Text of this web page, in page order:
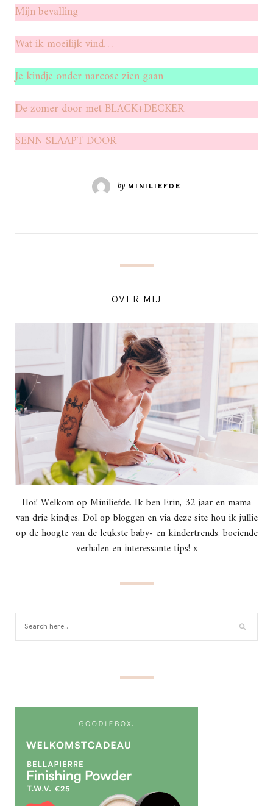
Mijn bevalling
Wat ik moeilijk vind…
Je kindje onder narcose zien gaan
De zomer door met BLACK+DECKER
SENN SLAAPT DOOR
by MINILIEFDE
OVER MIJ
Hoi! Welkom op Miniliefde. Ik ben Erin, 32 jaar en mama
van drie kindjes. Dol op bloggen en via deze site hou ik jullie
op de hoogte van de leukste baby- en kindertrends, boeiende
verhalen en interessante tips! x